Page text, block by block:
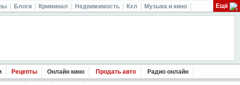
Блоги Криминал Недвижимость Кхл Музыка и кино Ещё
Рецепты Онлайн кино Продать авто Радио онлайн